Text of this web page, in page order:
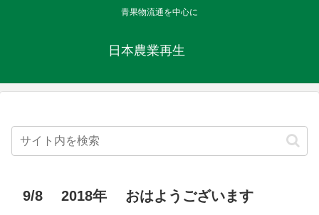
青果物流通を中心に
日本農業再生
9/8 2018年 おはようございます